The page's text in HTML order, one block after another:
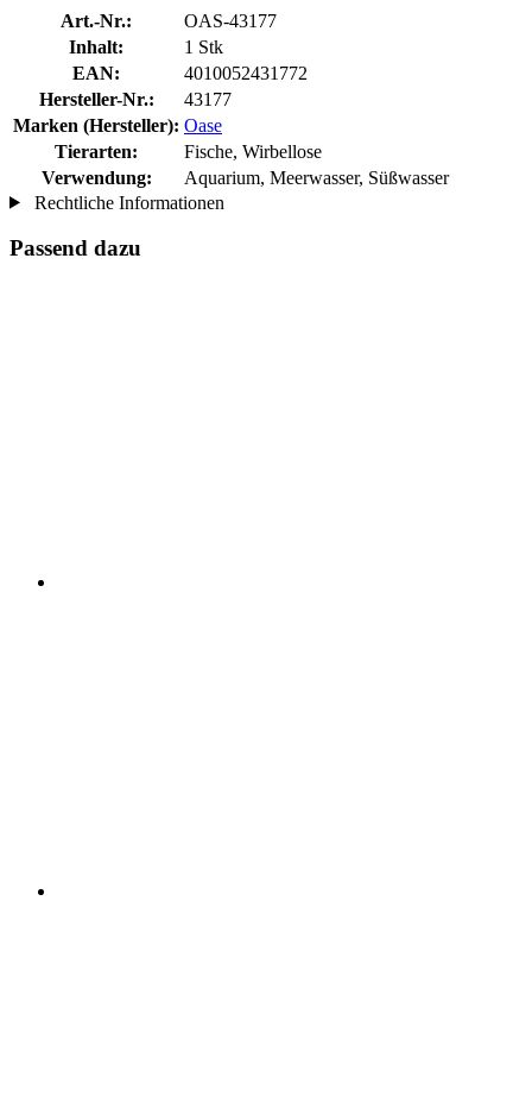
Art.-Nr.:
OAS-43177
Inhalt:
1 Stk
EAN:
4010052431772
Hersteller-Nr.:
43177
Marken (Hersteller): Oase
Tierarten:
Fische, Wirbellose
Verwendung:
Aquarium, Meerwasser, Süßwasser
Rechtliche Informationen
Passend dazu